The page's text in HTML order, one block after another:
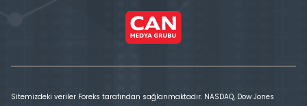
Sitemizdeki veriler Foreks tarafından sağlanmaktadır. NASDAQ, Dow Jones